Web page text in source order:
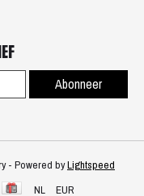
Abonneer
- Powered byLightspeed
NL
EUR